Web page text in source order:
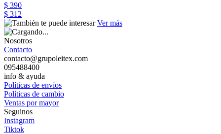
$ 390
$ 312
Ver más
Nosotros
Contacto
contacto@grupoleitex.com
095488400
info & ayuda
Políticas de envíos
Políticas de cambio
Ventas por mayor
Seguinos
Instagram
Tiktok